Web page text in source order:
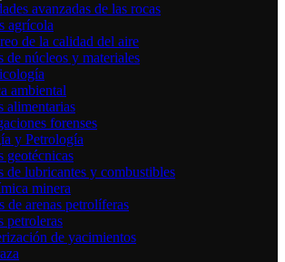
avanzadas de las rocas
agrícola
de la calidad del aire
de núcleos y materiales
ambiental
alimentarias
forenses
y Petrología
geotécnicas
de lubricantes y combustibles
minera
de arenas petrolíferas
petroleras
de yacimientos